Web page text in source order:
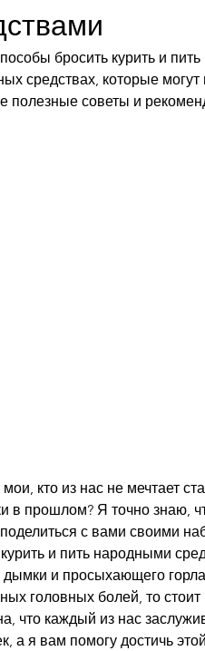
бросить курить и
средствах, которые
полезные советы и
кто из нас не мечтает
в прошлом? Я точно знаю,
с вами своими
и пить народными
и просыхающего
головных болей, то
что каждый из нас
а я вам помогу достичь